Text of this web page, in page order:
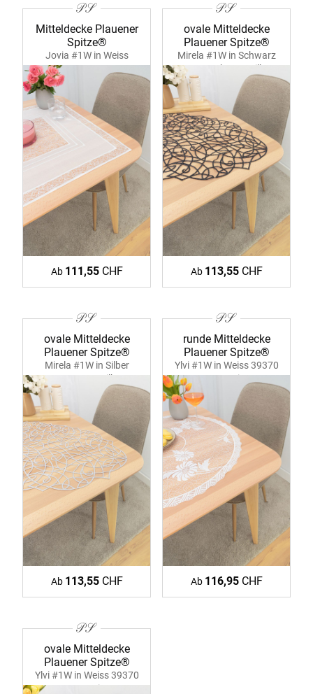
Mitteldecke Plauener
Spitze®
Jovia #1W in Weiss
39358 ecru
Ab 111,55CHF
ovale Mitteldecke
Plauener Spitze®
Mirela #1W in Schwarz
39371 schwarz-silber
Ab 113,55CHF
ovale Mitteldecke
Plauener Spitze®
Mirela #1W in Silber
39371 ecru-silber
Ab 113,55CHF
runde Mitteldecke
Plauener Spitze®
Ylvi #1W in Weiss 39370
ecru-weiss
Ab 116,95CHF
ovale Mitteldecke
Plauener Spitze®
Ylvi #1W in Weiss 39370
ecru-weiss